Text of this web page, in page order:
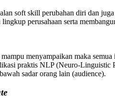
soft skill perubahan diri dan
perusahaan serta
menyampaikan maka
praktis NLP (Neuro-Linguistic
sadar orang lain (audience).